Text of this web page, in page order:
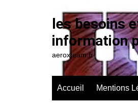
les besoins
information
aeroxteam.fr
Accueil Mentions